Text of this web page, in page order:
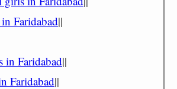
Faridabad||
in Faridabad||
Faridabad||